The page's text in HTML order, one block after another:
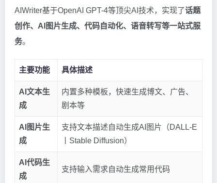
AIWriter基于OpenAI GPT-4等顶尖AI技术，实现了话题
创作、AI图片生成、代码自动化、语音转写等一站式服
务。
主要功能 具体描述
AI文本生
成
内置多种模板，快速生成博文、广告、
剧本等
AI图片生
成
支持文本描述自动生成AI图片（DALL-E
丨Stable Diffusion）
AI代码生
成
支持输入需求自动生成常用代码